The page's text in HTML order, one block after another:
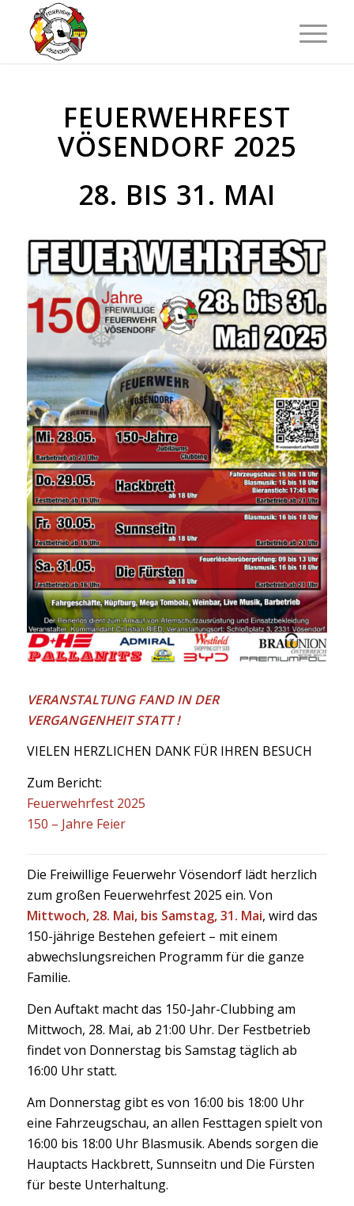
FEUERWEHRFEST
VÖSENDORF 2025
28. BIS 31. MAI
VERANSTALTUNG FAND IN DER
VERGANGENHEIT STATT !
VIELEN HERZLICHEN DANK FÜR IHREN BESUCH
Zum Bericht:
Feuerwehrfest 2025
150 – Jahre Feier
Die Freiwillige Feuerwehr Vösendorf lädt herzlich
zum großen Feuerwehrfest 2025 ein. Von
Mittwoch, 28. Mai, bis Samstag, 31. Mai, wird das
150-jährige Bestehen gefeiert – mit einem
abwechslungsreichen Programm für die ganze
Familie.
Den Auftakt macht das 150-Jahr-Clubbing am
Mittwoch, 28. Mai, ab 21:00 Uhr. Der Festbetrieb
findet von Donnerstag bis Samstag täglich ab
16:00 Uhr statt.
Am Donnerstag gibt es von 16:00 bis 18:00 Uhr
eine Fahrzeugschau, an allen Festtagen spielt von
16:00 bis 18:00 Uhr Blasmusik. Abends sorgen die
Hauptacts Hackbrett, Sunnseitn und Die Fürsten
für beste Unterhaltung.